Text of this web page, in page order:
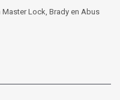
Lock, Brady en Abus